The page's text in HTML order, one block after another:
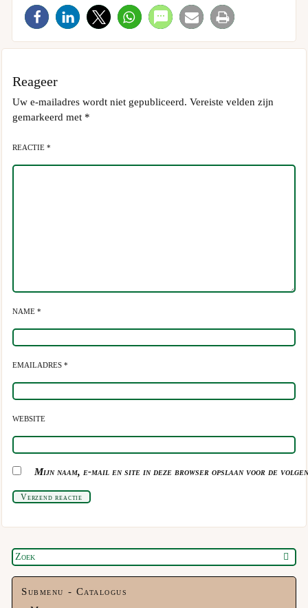
Reageer
Uw e-mailadres wordt niet gepubliceerd. Vereiste velden zijn
gemarkeerd met *
REACTIE *
NAME *
EMAILADRES *
WEBSITE
Mijn naam, e-mail en site in deze browser opslaan voor de
Verzend reactie
Submenu - Catalogus